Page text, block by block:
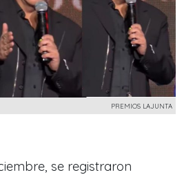
PREMIOS LAJUNTA
se registraron